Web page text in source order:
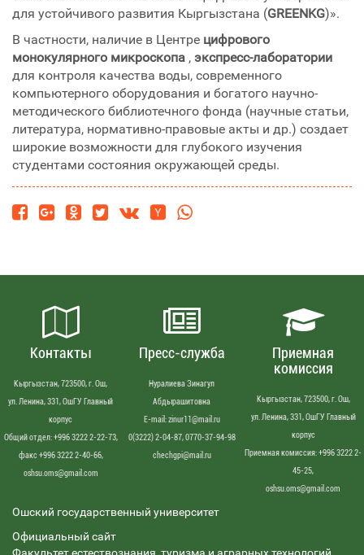
для устойчивого развития Кыргызстана (GREENKG)».
В частности, наличие в Центре цифрового
монокулярного микроскопа , экспресс-лаборатории
для контроля качества воды, современного
компьютерного оборудования и богатого научно-
методического библиотечного фонда (научные статьи,
литература, нормативно-правовые акты и др.) создает
широкие возможности для глубокого изучения
студентами состояния окружающей среды.
Контакты
Кыргызстан, 723500, г. Ош,
ул. Ленина, 331, ОшГУ Главный
корпус
Общий отдел: +996 3222 2-22-73,
факс +996 3222 2-40-66,
oshsu.oms@gmail.com
Пресс-служба
Нуралиева Зинагул
Абдырашитовна
Е-mail: zinur11@mail.ru
0(3222) 2-04-87, 0770-37-94-98
chechgpi@mail.ru
Приемная
комиссия
Кыргызстан, 723500, г. Ош,
ул. Ленина, 331, ОшГУ Главный
корпус
Приемная комиссия: +996 3222 2-
45-25,
oshsu.oms@gmail.com
Ошский государственный университет
Официальный сайт